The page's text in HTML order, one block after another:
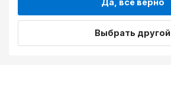
Выбрать другой